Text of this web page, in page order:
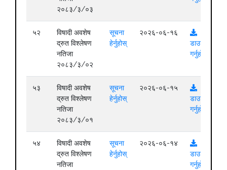
२०८३/३/०३
५२
विषादी अवशेष
द्रुत विश्लेषण
नतिजा
२०८३/३/०२
सूचना
हेर्नुहोस्
२०२६-०६-१६
डाउनलोड
गर्नुहोस्
५३
विषादी अवशेष
द्रुत विश्लेषण
नतिजा
२०८३/३/०१
सूचना
हेर्नुहोस्
२०२६-०६-१५
डाउनलोड
गर्नुहोस्
५४
विषादी अवशेष
द्रुत विश्लेषण
नतिजा
सूचना
हेर्नुहोस्
२०२६-०६-१४
डाउनलोड
गर्नुहोस्